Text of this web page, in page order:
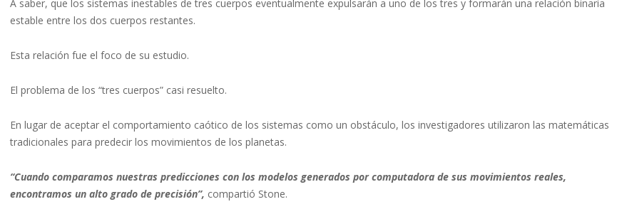
A saber, que los sistemas inestables de tres cuerpos eventualmente expulsarán a uno de los tres y formarán una relación binaria
estable entre los dos cuerpos restantes.
Esta relación fue el foco de su estudio.
El problema de los “tres cuerpos” casi resuelto.
En lugar de aceptar el comportamiento caótico de los sistemas como un obstáculo, los investigadores utilizaron las matemáticas
tradicionales para predecir los movimientos de los planetas.
“Cuando comparamos nuestras predicciones con los modelos generados por computadora de sus movimientos reales,
encontramos un alto grado de precisión”, compartió Stone.